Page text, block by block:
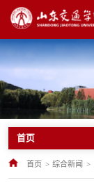
首页
首页 > 综合新闻 >